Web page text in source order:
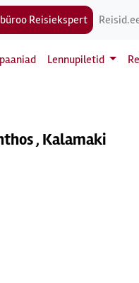
Reisiekspert
Lennupiletid
, Kalamaki